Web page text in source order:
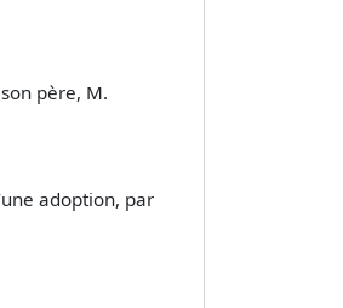
père, M.
adoption, par